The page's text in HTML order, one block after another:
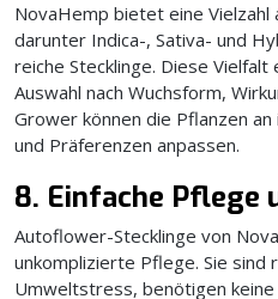
NovaHemp bietet eine
darunter Indica-, Sativa- und
reiche Stecklinge. Diese
Auswahl nach Wuchsform,
Grower können die Pflanzen
und Präferenzen anpassen.
8. Einfache Pflege
Autoflower-Stecklinge von
unkomplizierte Pflege. Sie sind
Umweltstress, benötigen keine